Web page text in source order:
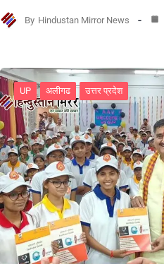
By Hindustan Mirror News
UP अलीगढ उत्तर प्रदेश